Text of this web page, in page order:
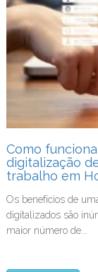
Como
digitalização
trabalho em
Os benefícios de
digitalizados são
maior número de...